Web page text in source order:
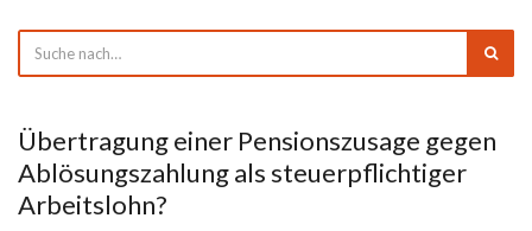
Übertragung einer Pensionszusage gegen
Ablösungszahlung als steuerpflichtiger
Arbeitslohn?